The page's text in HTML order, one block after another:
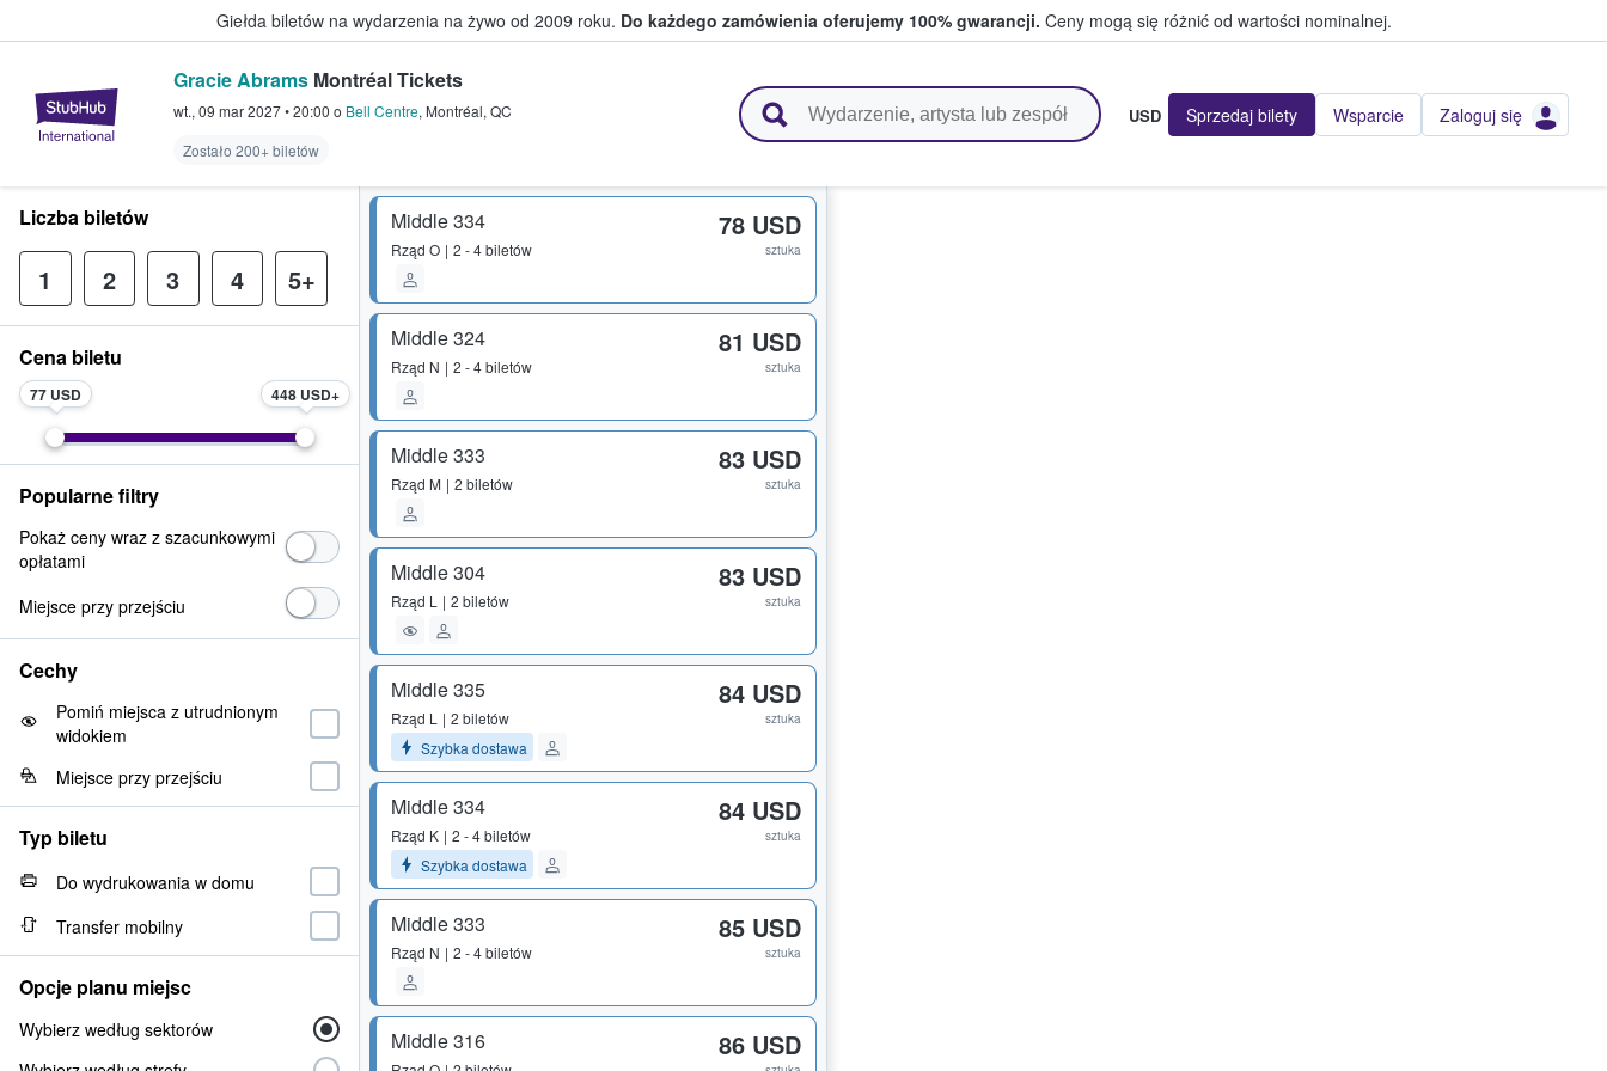
Giełda biletów na wydarzenia na żywo od 2009 roku. Do każdego zamówienia oferujemy 100% gwarancji. Ceny mogą się różnić od wartości nominalnej.
StubHub — miejsce, w którym fani i kibice kupują i sprzedają bilety
Gracie Abrams Montréal Tickets
wt., 09 mar 2027•20:00 o Bell Centre, Montréal, QC
Zostało 200+ biletów
USD Sprzedaj bilety Wsparcie Zaloguj się
Middle 334
Rząd O 2 - 4 biletów
78 USD
sztuka
Middle 324
Rząd N 2 - 4 biletów
81 USD
sztuka
Middle 333
Rząd M 2 biletów
83 USD
sztuka
Middle 304
Rząd L 2 biletów
83 USD
sztuka
Middle 335
Rząd L
2 biletów
Szybka dostawa
84 USD
sztuka
Middle 334
Rząd K
2 - 4 biletów
Szybka dostawa
84 USD
sztuka
Middle 333
Rząd N 2 - 4 biletów
85 USD
sztuka
Middle 316 86 USD
Liczba biletów
1 2 3 4 5+
Cena biletu
77 USD 448 USD
Popularne filtry
Pokaż ceny wraz z szacunkowymi
opłatami
Miejsce przy przejściu
Cechy
Pomiń miejsca z utrudnionym
widokiem
Miejsce przy przejściu
Typ biletu
Do wydrukowania w domu
Transfer mobilny
Opcje planu miejsc
Wybierz według sektorów